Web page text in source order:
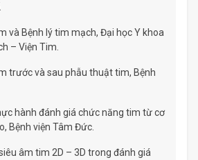
và Bệnh lý tim mạch, Đại học Y khoa
– Viện Tim.
trước và sau phẫu thuật tim, Bệnh
hành đánh giá chức năng tim từ cơ
Bệnh viện Tâm Đức.
âm tim 2D – 3D trong đánh giá